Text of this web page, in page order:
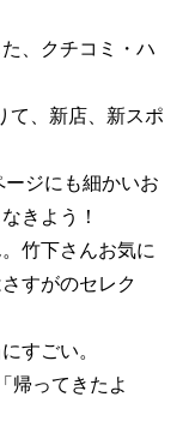
、クチコミ・ハ
て、新店、新スポ
ジにも細かいお
きよう！
竹下さんお気に
すがのセレク
すごい。
帰ってきたよ